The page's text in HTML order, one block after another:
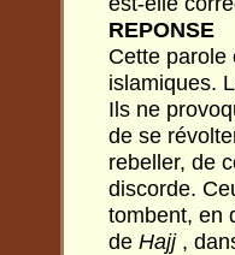
REPONSE
Cette parole
islamiques.
Ils ne
de se
rebeller, de
discorde.
tombent, en
de Hajj,